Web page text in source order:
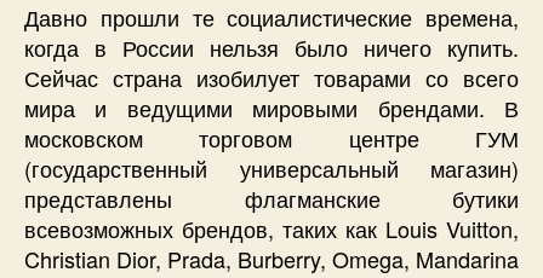
Давно прошли те социалистические времена,
когда в России нельзя было ничего купить.
Сейчас страна изобилует товарами со всего
мира и ведущими мировыми брендами. В
московском торговом центре ГУМ
(государственный универсальный магазин)
представлены флагманские бутики
всевозможных брендов, таких как Louis Vuitton,
Christian Dior, Prada, Burberry, Omega, Mandarina